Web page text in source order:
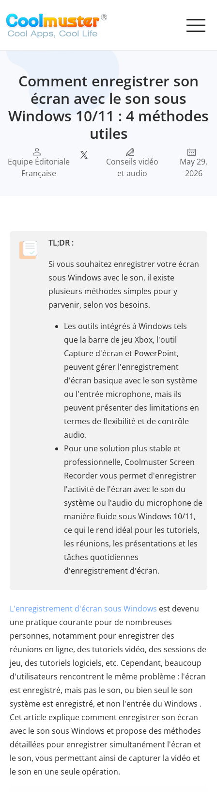
Comment enregistrer son
écran avec le son sous
Windows 10/11 : 4 méthodes
utiles
Equipe Éditoriale
Française
Conseils vidéo
et audio
May 29,
2026
TL;DR :
Si vous souhaitez enregistrer votre écran
sous Windows avec le son, il existe
plusieurs méthodes simples pour y
parvenir, selon vos besoins.
Les outils intégrés à Windows tels
que la barre de jeu Xbox, l'outil
Capture d'écran et PowerPoint,
peuvent gérer l'enregistrement
d'écran basique avec le son système
ou l'entrée microphone, mais ils
peuvent présenter des limitations en
termes de flexibilité et de contrôle
audio.
Pour une solution plus stable et
professionnelle, Coolmuster Screen
Recorder vous permet d'enregistrer
l'activité de l'écran avec le son du
système ou l'audio du microphone de
manière fluide sous Windows 10/11,
ce qui le rend idéal pour les tutoriels,
les réunions, les présentations et les
tâches quotidiennes
d'enregistrement d'écran.
L'enregistrement d'écran sous Windows est devenu
une pratique courante pour de nombreuses
personnes, notamment pour enregistrer des
réunions en ligne, des tutoriels vidéo, des sessions de
jeu, des tutoriels logiciels, etc. Cependant, beaucoup
d'utilisateurs rencontrent le même problème : l'écran
est enregistré, mais pas le son, ou bien seul le son
système est enregistré, et non l'entrée du Windows .
Cet article explique comment enregistrer son écran
avec le son sous Windows et propose des méthodes
détaillées pour enregistrer simultanément l'écran et
le son, vous permettant ainsi de capturer la vidéo et
le son en une seule opération.